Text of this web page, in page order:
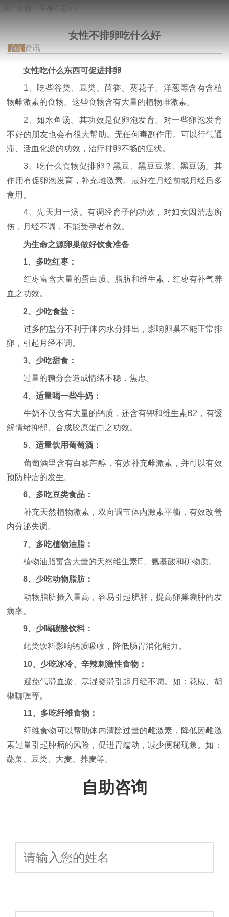
深广资讯 > 不孕不育 > >
女性不排卵吃什么好
深广资讯
女性吃什么东西可促进排卵
1、吃些谷类、豆类、茴香、葵花子、洋葱等含有含植
物雌激素的食物。这些食物含有大量的植物雌激素。
2、如水鱼汤。其功效是促卵泡发育。对一些卵泡发育
不好的朋友也会有很大帮助。无任何毒副作用。可以行气通
滞、活血化淤的功效，治疗排卵不畅的症状。
3、吃什么食物促排卵？黑豆、黑豆豆浆、黑豆汤。其
作用有促卵泡发育，补充雌激素。最好在月经前或月经后多
食用。
4、先天归一汤。有调经育子的功效，对妇女因清志所
伤，月经不调，不能受孕者有效。
为生命之源卵巢做好饮食准备
1、多吃红枣：
红枣富含大量的蛋白质、脂肪和维生素，红枣有补气养
血之功效。
2、少吃食盐：
过多的盐分不利于体内水分排出，影响卵巢不能正常排
卵，引起月经不调。
3、少吃甜食：
过量的糖分会造成情绪不稳，焦虑。
4、适量喝一些牛奶：
牛奶不仅含有大量的钙质，还含有钾和维生素B2，有缓
解情绪抑郁、合成胶原蛋白之功效。
5、适量饮用葡萄酒：
葡萄酒里含有白藜芦醇，有效补充雌激素，并可以有效
预防肿瘤的发生。
6、多吃豆类食品：
补充天然植物激素，双向调节体内激素平衡，有效改善
内分泌失调。
7、多吃植物油脂：
植物油脂富含大量的天然维生素E、氨基酸和矿物质。
8、少吃动物脂肪：
动物脂肪摄入量高，容易引起肥胖，提高卵巢囊肿的发
病率。
9、少喝碳酸饮料：
此类饮料影响钙质吸收，降低肠胃消化能力。
10、少吃冰冷、辛辣刺激性食物：
避免气滞血淤、寒湿凝滞引起月经不调。如：花椒、胡
椒咖喱等。
11、多吃纤维食物：
纤维食物可以帮助体内清除过量的雌激素，降低因雌激
素过量引起肿瘤的风险，促进胃蠕动，减少便秘现象。如：
蔬菜、豆类、大麦、荞麦等。
自助咨询